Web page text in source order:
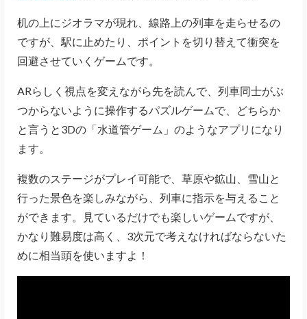
机の上にジオラマが現れ、線路上の列車を走らせるの
ですが、駅に止めたり、ポイントを切り替えて衝突を
回避させていくゲームです。
ARらしく視点を変えながら先を読んで、列車同士がぶ
つからないように操作するパズルゲームで、どちらか
と言うと3Dの「水道管ゲーム」のようなアプリになり
ます。
複数のステージがプレイ可能で、草原や鉱山、雪山と
行った景色を楽しみながら、列車に指示を与えること
ができます。見ているだけでも楽しいゲームですが、
かなり難易度は高く、3次元で考えなければならないた
めに相当頭を使いますよ！